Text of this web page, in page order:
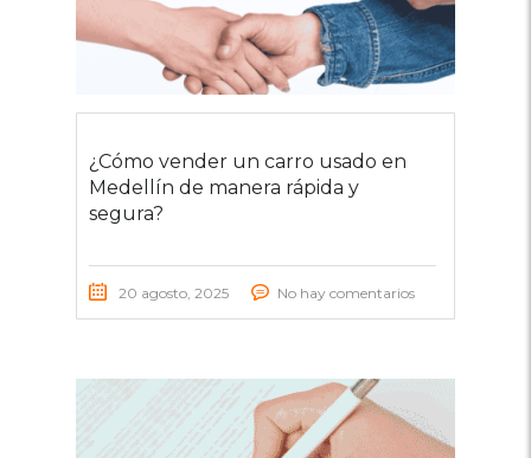
¿Cómo vender un carro usado en
Medellín de manera rápida y
segura?
20 agosto, 2025 No hay comentarios